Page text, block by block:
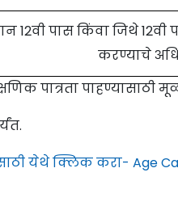
12वी पास किंवा जिथे
करण्याचे
पात्रता पाहण्यासाठी
येथे क्लिक करा- Age